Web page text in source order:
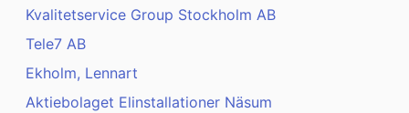
Kvalitetservice Group Stockholm AB
Tele7 AB
Ekholm, Lennart
Aktiebolaget Elinstallationer Näsum